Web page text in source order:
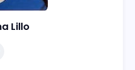
Lillo